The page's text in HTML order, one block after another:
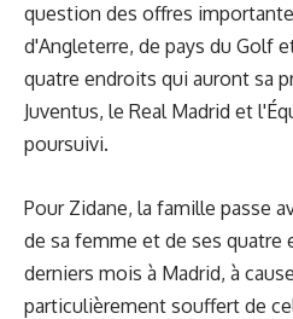
question des offres
d'Angleterre, de pays du Golf
quatre endroits qui auront sa
Juventus, le Real Madrid et
poursuivi.
Pour Zidane, la famille passe
de sa femme et de ses quatre
derniers mois à Madrid, à
particulièrement souffert de